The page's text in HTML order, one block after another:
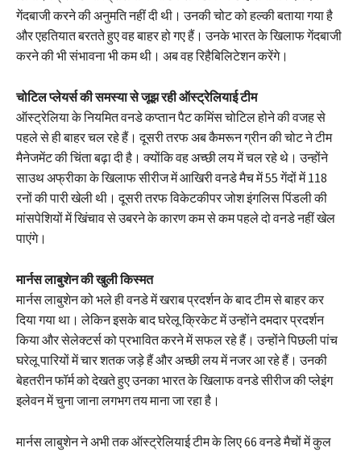
गेंदबाजी करने की अनुमति नहीं दी थी। उनकी चोट को हल्की बताया गया है
और एहतियात बरतते हुए वह बाहर हो गए हैं। उनके भारत के खिलाफ गेंदबाजी
करने की भी संभावना भी कम थी। अब वह रिहैबिलिटेशन करेंगे।
चोटिल प्लेयर्स की समस्या से जूझ रही ऑस्ट्रेलियाई टीम
ऑस्ट्रेलिया के नियमित वनडे कप्तान पैट कमिंस चोटिल होने की वजह से
पहले से ही बाहर चल रहे हैं। दूसरी तरफ अब कैमरून ग्रीन की चोट ने टीम
मैनेजमेंट की चिंता बढ़ा दी है। क्योंकि वह अच्छी लय में चल रहे थे। उन्होंने
साउथ अफ्रीका के खिलाफ सीरीज में आखिरी वनडे मैच में 55 गेंदों में 118
रनों की पारी खेली थी। दूसरी तरफ विकेटकीपर जोश इंगलिस पिंडली की
मांसपेशियों में खिंचाव से उबरने के कारण कम से कम पहले दो वनडे नहीं खेल
पाएंगे।
मार्नस लाबुशेन की खुली किस्मत
मार्नस लाबुशेन को भले ही वनडे में खराब प्रदर्शन के बाद टीम से बाहर कर
दिया गया था। लेकिन इसके बाद घरेलू क्रिकेट में उन्होंने दमदार प्रदर्शन
किया और सेलेक्टर्स को प्रभावित करने में सफल रहे हैं। उन्होंने पिछली पांच
घरेलू पारियों में चार शतक जड़े हैं और अच्छी लय में नजर आ रहे हैं। उनकी
बेहतरीन फॉर्म को देखते हुए उनका भारत के खिलाफ वनडे सीरीज की प्लेइंग
इलेवन में चुना जाना लगभग तय माना जा रहा है।
मार्नस लाबुशेन ने अभी तक ऑस्ट्रेलियाई टीम के लिए 66 वनडे मैचों में कुल